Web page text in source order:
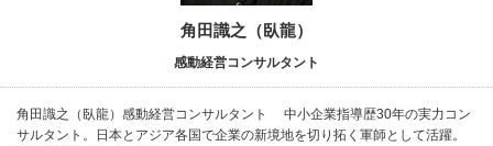
角田識之（臥龍）
感動経営コンサルタント
角田識之（臥龍）感動経営コンサルタント 中小企業指導歴30年の実力コン
サルタント。日本とアジア各国で企業の新境地を切り拓く軍師として活躍。